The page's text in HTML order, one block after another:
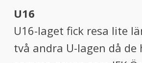
U16
U16-laget fick resa lite
två andra U-lagen då de